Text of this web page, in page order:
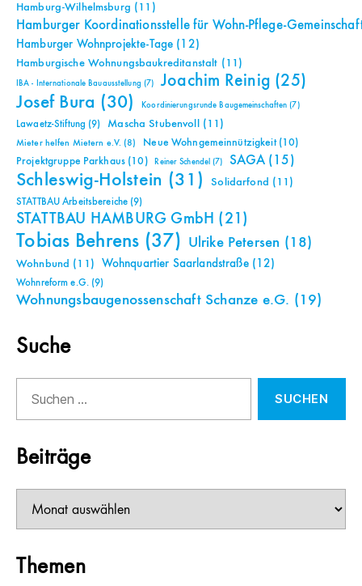
Hamburg-Wilhelmsburg (11)
Hamburger Koordinationsstelle für Wohn-Pflege-
Hamburger Wohnprojekte-Tage (12)
Hamburgische Wohnungsbaukreditanstalt (11)
IBA - Internationale Bauausstellung (7) Joachim Reinig (25)
Josef Bura (30) Koordinierungsrunde Baugemeinschaften (7)
Lawaetz-Stiftung (9) Mascha Stubenvoll (11)
Mieter helfen Mietern e.V. (8) Neue Wohngemeinnützigkeit(10)
Projektgruppe Parkhaus (10) Reiner Schendel (7) SAGA(15)
Schleswig-Holstein (31) Solidarfond (11)
STATTBAU Arbeitsbereiche (9)
STATTBAU HAMBURG GmbH (21)
Tobias Behrens (37) Ulrike Petersen (18)
Wohnbund (11) Wohnquartier Saarlandstraße(12)
Wohnreform e.G.(9)
Wohnungsbaugenossenschaft Schanze e.G. (19)
Suche
nach:
Beiträge
Themen